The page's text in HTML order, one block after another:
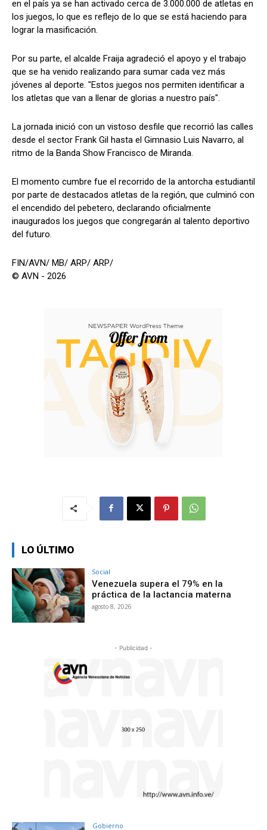
en el país ya se han activado cerca de 3.000.000 de atletas en
los juegos, lo que es reflejo de lo que se está haciendo para
lograr la masificación.
Por su parte, el alcalde Fraija agradeció el apoyo y el trabajo
que se ha venido realizando para sumar cada vez más
jóvenes al deporte. "Estos juegos nos permiten identificar a
los atletas que van a llenar de glorias a nuestro país".
La jornada inició con un vistoso desfile que recorrió las calles
desde el sector Frank Gil hasta el Gimnasio Luis Navarro, al
ritmo de la Banda Show Francisco de Miranda.
El momento cumbre fue el recorrido de la antorcha estudiantil
por parte de destacados atletas de la región, que culminó con
el encendido del pebetero, declarando oficialmente
inaugurados los juegos que congregarán al talento deportivo
del futuro.
FIN/AVN/ MB/ ARP/ ARP/
© AVN - 2026
LO ÚLTIMO
Social
Venezuela supera el 79% en la
práctica de la lactancia materna
agosto 8, 2026
- Publicidad -
Gobierno